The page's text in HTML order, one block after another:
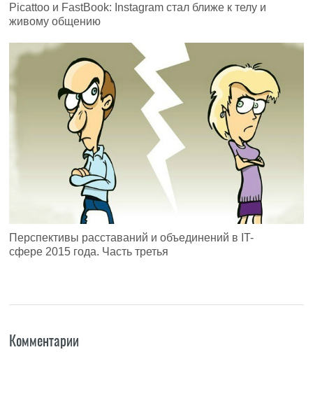
Picattoo и FastBook: Instagram стал ближе к телу и
живому общению
Перспективы расставаний и объединений в IT-
сфере 2015 года. Часть третья
Комментарии